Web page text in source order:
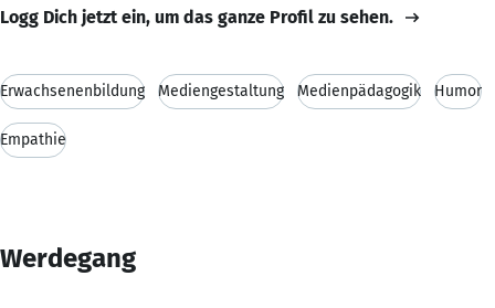
Logg Dich jetzt ein, um das ganze Profil zu sehen.
Erwachsenenbildung Mediengestaltung Medienpädagogik Humor
Empathie
Werdegang